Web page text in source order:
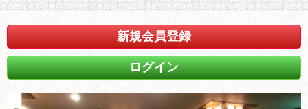
新規会員登録
ログイン